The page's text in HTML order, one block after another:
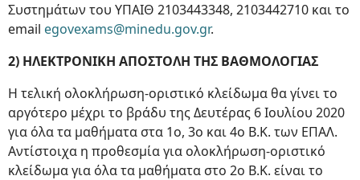
Συστημάτων του ΥΠΑΙΘ 2103443348, 2103442710 και το
email egovexams@minedu.gov.gr.
2) ΗΛΕΚΤΡΟΝΙΚΗ ΑΠΟΣΤΟΛΗ ΤΗΣ ΒΑΘΜΟΛΟΓΙΑΣ
Η τελική ολοκλήρωση-οριστικό κλείδωμα θα γίνει το
αργότερο μέχρι το βράδυ της Δευτέρας 6 Ιουλίου 2020
για όλα τα μαθήματα στα 1ο, 3ο και 4ο Β.Κ. των ΕΠΑΛ.
Αντίστοιχα η προθεσμία για ολοκλήρωση-οριστικό
κλείδωμα για όλα τα μαθήματα στο 2ο Β.Κ. είναι το